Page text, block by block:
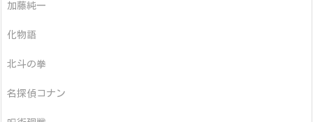
加藤純一
化物語
北斗の拳
名探偵コナン